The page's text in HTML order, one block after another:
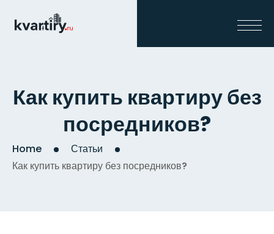
Как купить квартиру без
посредников?
Home
Статьи
Как купить квартиру без посредников?